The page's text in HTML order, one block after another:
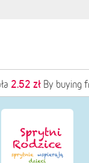
2.52 zł By buying